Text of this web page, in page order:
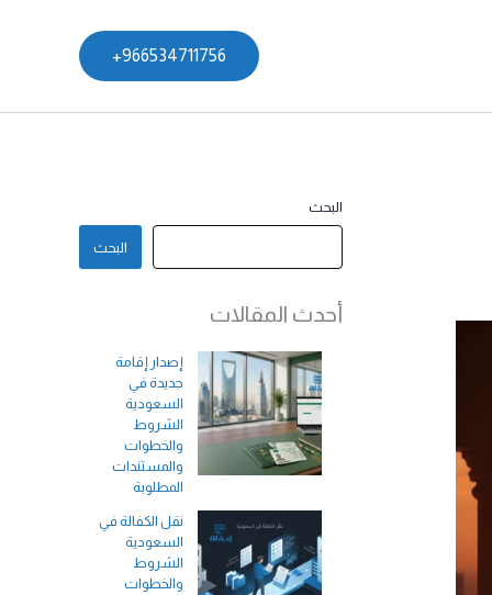
966534711756+
البحث
البحث
أحدث المقالات
إصدار إقامة
جديدة في
السعودية
الشروط
والخطوات
والمستندات
المطلوبة
نقل الكفالة في
السعودية
الشروط
والخطوات